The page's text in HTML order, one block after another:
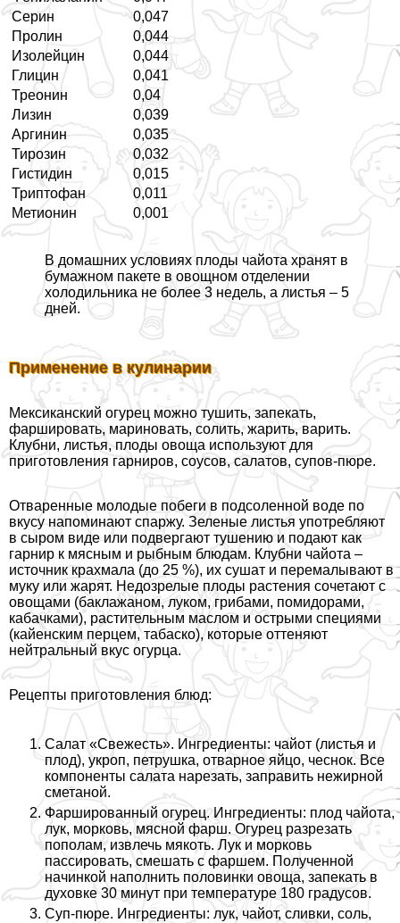
Серин
0,047
Пролин
0,044
Изолейцин
0,044
Глицин
0,041
Треонин
0,04
Лизин
0,039
Аргинин
0,035
Тирозин
0,032
Гистидин
0,015
Триптофан
0,011
Метионин
0,001
В домашних условиях плоды чайота хранят в
бумажном пакете в овощном отделении
холодильника не более 3 недель, а листья – 5
дней.
Применение в кулинарии
Мексиканский огурец можно тушить, запекать,
фаршировать, мариновать, солить, жарить, варить.
Клубни, листья, плоды овоща используют для
приготовления гарниров, соусов, салатов, супов-пюре.
Отваренные молодые побеги в подсоленной воде по
вкусу напоминают спаржу. Зеленые листья употрeбляют
в сыром виде или подвергают тушению и подают как
гарнир к мясным и рыбным блюдам. Клубни чайота –
источник крахмала (до 25 %), их сушат и перемалывают в
муку или жарят. Недозрелые плоды растения сочетают с
овощами (баклажаном, луком, грибами, помидорами,
кабачками), растительным маслом и острыми специями
(кайенским перцем, табаско), которые оттеняют
нейтральный вкус огурца.
Рецепты приготовления блюд:
Салат «Свежесть». Ингредиенты: чайот (листья и
плод), укроп, петрушка, отварное яйцо, чеснок. Все
компоненты салата нарезать, заправить нежирной
сметаной.
Фаршированный огурец. Ингредиенты: плод чайота,
лук, морковь, мясной фарш. Огурец разрезать
пополам, извлечь мякоть. Лук и морковь
пассировать, смешать с фаршем. Полученной
начинкой наполнить половинки овоща, запекать в
духовке 30 минут при температуре 180 градусов.
Суп-пюре. Ингредиенты: лук, чайот, сливки, соль,